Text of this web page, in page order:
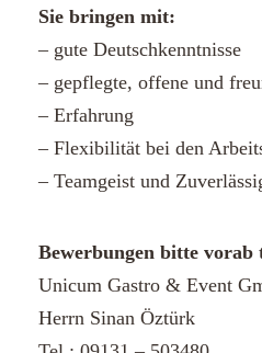
Sie bringen mit:
– gute Deutschkenntnisse
– gepflegte, offene und
– Erfahrung
– Flexibilität bei den
– Teamgeist und
Bewerbungen bitte vorab
Unicum Gastro & Event
Herrn Sinan Öztürk